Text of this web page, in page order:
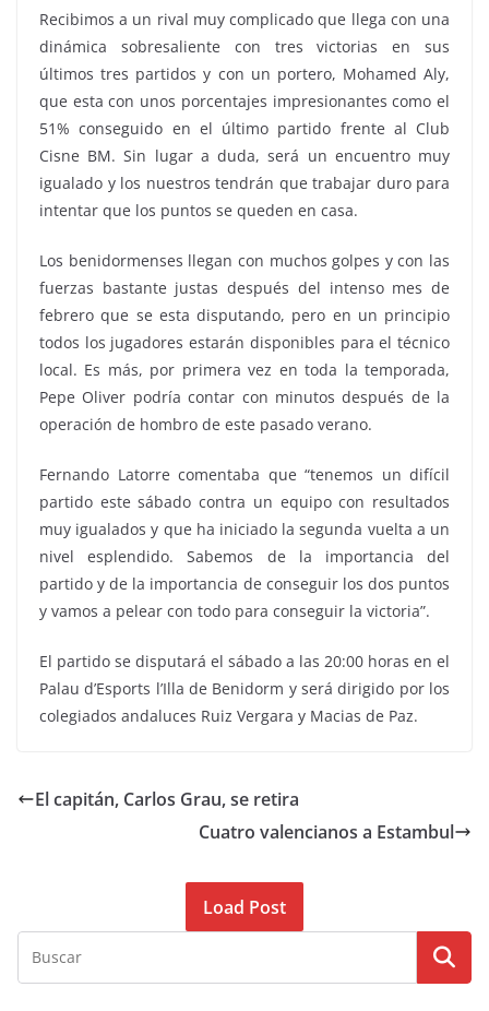
Recibimos a un rival muy complicado que llega con una
dinámica sobresaliente con tres victorias en sus
últimos tres partidos y con un portero, Mohamed Aly,
que esta con unos porcentajes impresionantes como el
51% conseguido en el último partido frente al Club
Cisne BM. Sin lugar a duda, será un encuentro muy
igualado y los nuestros tendrán que trabajar duro para
intentar que los puntos se queden en casa.
Los benidormenses llegan con muchos golpes y con las
fuerzas bastante justas después del intenso mes de
febrero que se esta disputando, pero en un principio
todos los jugadores estarán disponibles para el técnico
local. Es más, por primera vez en toda la temporada,
Pepe Oliver podría contar con minutos después de la
operación de hombro de este pasado verano.
Fernando Latorre comentaba que “tenemos un difícil
partido este sábado contra un equipo con resultados
muy igualados y que ha iniciado la segunda vuelta a un
nivel esplendido. Sabemos de la importancia del
partido y de la importancia de conseguir los dos puntos
y vamos a pelear con todo para conseguir la victoria”.
El partido se disputará el sábado a las 20:00 horas en el
Palau d’Esports l’Illa de Benidorm y será dirigido por los
colegiados andaluces Ruiz Vergara y Macias de Paz.
El capitán, Carlos Grau, se retira
Cuatro valencianos a Estambul
Load Post